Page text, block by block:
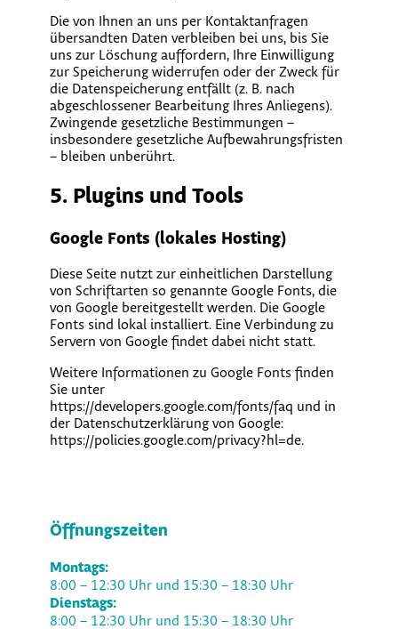
Die von Ihnen an uns per Kontaktanfragen
übersandten Daten verbleiben bei uns, bis Sie
uns zur Löschung auffordern, Ihre Einwilligung
zur Speicherung widerrufen oder der Zweck für
die Datenspeicherung entfällt (z. B. nach
abgeschlossener Bearbeitung Ihres Anliegens).
Zwingende gesetzliche Bestimmungen –
insbesondere gesetzliche Aufbewahrungsfristen
– bleiben unberührt.
5. Plugins und Tools
Google Fonts (lokales Hosting)
Diese Seite nutzt zur einheitlichen Darstellung
von Schriftarten so genannte Google Fonts, die
von Google bereitgestellt werden. Die Google
Fonts sind lokal installiert. Eine Verbindung zu
Servern von Google findet dabei nicht statt.
Weitere Informationen zu Google Fonts finden
Sie unter
https://developers.google.com/fonts/faq und in
der Datenschutzerklärung von Google:
https://policies.google.com/privacy?hl=de.
Öffnungszeiten
Montags:
8:00 – 12:30 Uhr und 15:30 – 18:30 Uhr
Dienstags:
8:00 – 12:30 Uhr und 15:30 – 18:30 Uhr